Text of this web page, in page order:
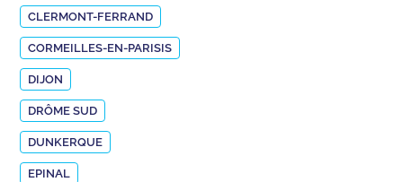
CLERMONT-FERRAND
CORMEILLES-EN-PARISIS
DIJON
DRÔME SUD
DUNKERQUE
EPINAL